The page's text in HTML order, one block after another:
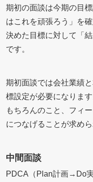
期初の面談は今期の目
はこれを頑張ろう」を
決めた目標に対して「
です。
期初面談では会社業績
標設定が必要になりま
もちろんのこと、フィ
につなげることが求めら
中間面談
PDCA（Plan計画→Do